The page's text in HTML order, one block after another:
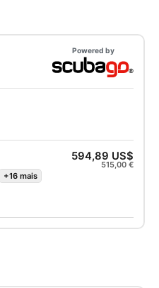
Powered by
+16 mais
594,89 US$
515,00 €